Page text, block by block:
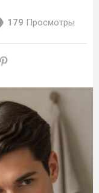
179 Просмотры